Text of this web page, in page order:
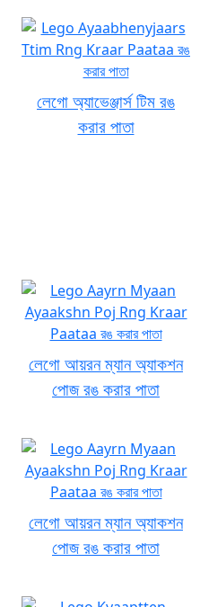
লেগো অ্যাভেঞ্জার্স টিম রঙ
করার পাতা
লেগো আয়রন ম্যান অ্যাকশন
পোজ রঙ করার পাতা
লেগো আয়রন ম্যান অ্যাকশন
পোজ রঙ করার পাতা